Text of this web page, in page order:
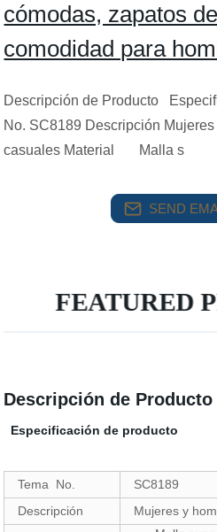
cómodas, zapatos
comodidad para
Descripción de Producto
No. SC8189 Descripción
casuales Material Malla s
SEND
FEATURED
Descripción de Producto
Especificación de producto
Tema No.
SC8189
Descripción
Mujeres y